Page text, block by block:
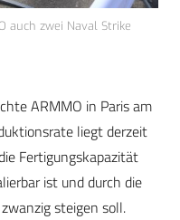
auch zwei Naval Strike
ARMMO in Paris am
liegt derzeit
Fertigungskapazität
ist und durch die
steigen soll.